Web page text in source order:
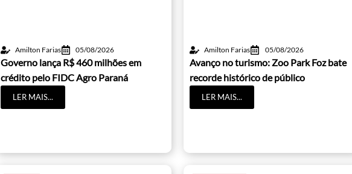
Amilton Farias 05/08/2026
Governo lança R$ 460 milhões em
crédito pelo FIDC Agro Paraná
LER MAIS...
Amilton Farias 05/08/2026
Avanço no turismo: Zoo Park Foz bate
recorde histórico de público
LER MAIS...